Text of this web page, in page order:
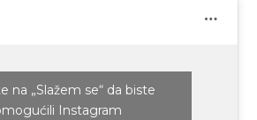
na „Slažem se“ da biste
Instagram